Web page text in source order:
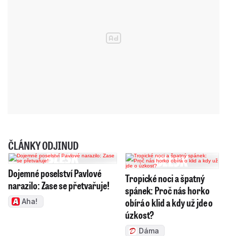
ČLÁNKY ODJINUD
Dojemné poselství Pavlové
narazilo: Zase se přetvařuje!
Aha!
Tropické noci a špatný
spánek: Proč nás horko
obírá o klid a kdy už jde o
úzkost?
Dáma